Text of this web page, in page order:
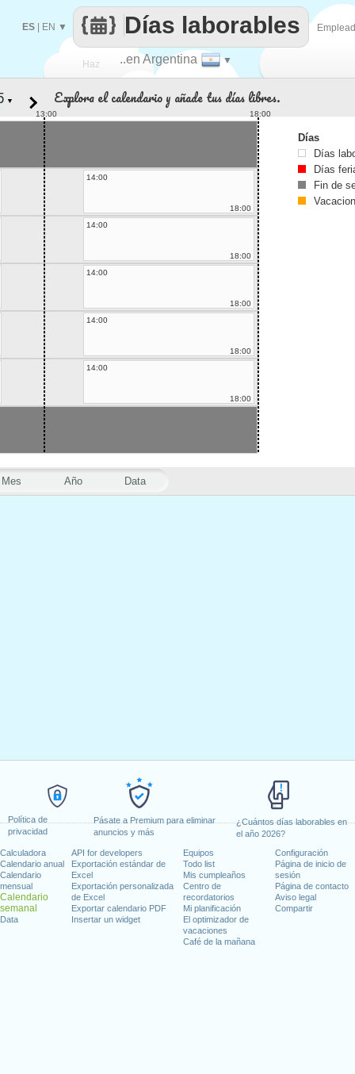
Política de
privacidad
Pásate a Premium para eliminar
anuncios y más
¿Cuántos días laborables en
el año 2026?
Calculadora
Calendario anual
Calendario
mensual
Calendario
semanal
Data
API for developers
Exportación estándar de
Excel
Exportación personalizada
de Excel
Exportar calendario PDF
Insertar un widget
Equipos
Todo list
Mis cumpleaños
Centro de
recordatorios
Mi planificación
El optimizador de
vacaciones
Café de la mañana
Configuración
Página de inicio de
sesión
Página de contacto
Aviso legal
Compartir
Haz ..en Argentina ▼
Días laborables
ES EN ▼
Mes Año Data
▼ Explora el calendario y añade tus días libres.
13:00 18:00
14:00
18:00
14:00
18:00
14:00
18:00
14:00
18:00
14:00
18:00
Días
Días
Días
Fin de